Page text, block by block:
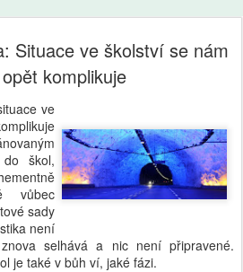
Situace ve školství se nám
opět komplikuje
ve
škol,
vůbec
sady
není
selhává a nic není připravené.
je také v bůh ví, jaké fázi.